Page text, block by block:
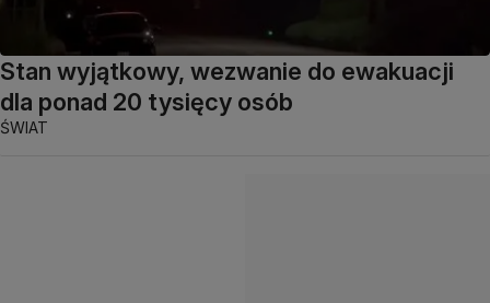
Stan wyjątkowy, wezwanie do ewakuacji
dla ponad 20 tysięcy osób
ŚWIAT